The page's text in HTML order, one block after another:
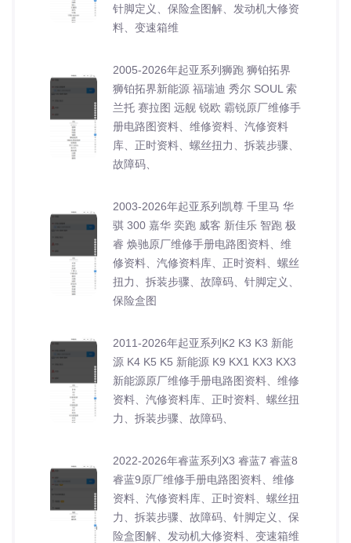
针脚定义、保险盒图解、发动机大修资
料、变速箱维
2005-2026年起亚系列狮跑 狮铂拓界
狮铂拓界新能源 福瑞迪 秀尔 SOUL 索
兰托 赛拉图 远舰 锐欧 霸锐原厂维修手
册电路图资料、维修资料、汽修资料
库、正时资料、螺丝扭力、拆装步骤、
故障码、
2003-2026年起亚系列凯尊 千里马 华
骐 300 嘉华 奕跑 威客 新佳乐 智跑 极
睿 焕驰原厂维修手册电路图资料、维
修资料、汽修资料库、正时资料、螺丝
扭力、拆装步骤、故障码、针脚定义、
保险盒图
2011-2026年起亚系列K2 K3 K3 新能
源 K4 K5 K5 新能源 K9 KX1 KX3 KX3
新能源原厂维修手册电路图资料、维修
资料、汽修资料库、正时资料、螺丝扭
力、拆装步骤、故障码、
2022-2026年睿蓝系列X3 睿蓝7 睿蓝8
睿蓝9原厂维修手册电路图资料、维修
资料、汽修资料库、正时资料、螺丝扭
力、拆装步骤、故障码、针脚定义、保
险盒图解、发动机大修资料、变速箱维